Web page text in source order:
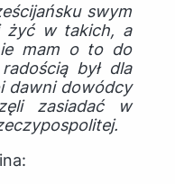
swym
żyć w takich, a
mam o to do
był dla
dawni dowódcy
zasiadać w